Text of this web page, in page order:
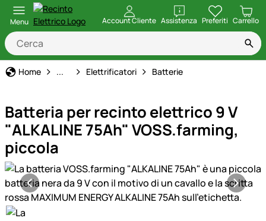
Menu Account Cliente Assistenza
apri Preferiti Carrello
Home Recinto Elettrico
... Elettrificatori Batterie
Batteria per recinto elettrico 9 V
"ALKALINE 75Ah" VOSS.farming,
piccola
Galleria prodotti